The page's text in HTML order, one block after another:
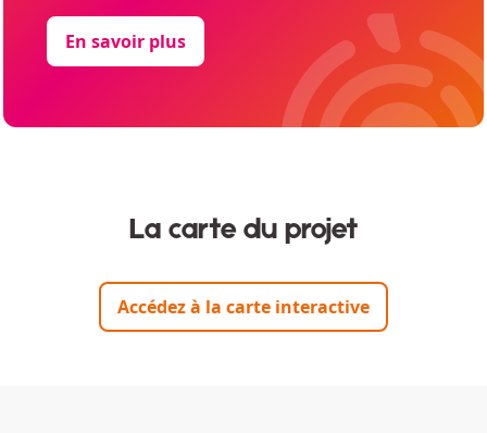
En savoir plus
La carte du projet
Accédez à la carte interactive